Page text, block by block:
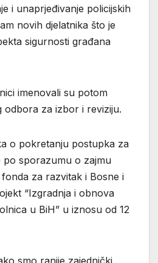
i unaprjeđivanje policijskih
novih djelatnika što je
sigurnosti građana
imenovali su potom
odbora za izbor i reviziju.
o pokretanju postupka za
po sporazumu o zajmu
za razvitak i Bosne i
“Izgradnja i obnova
u BiH” u iznosu od 12